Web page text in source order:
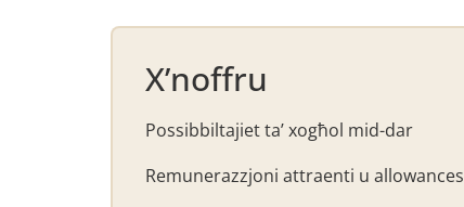
X’noffru
Possibbiltajiet ta’ xogħol mid-dar
Remunerazzjoni attraenti u allowances